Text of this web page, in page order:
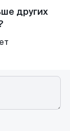
других